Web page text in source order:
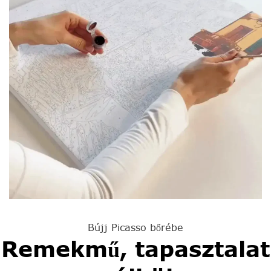
Bújj Picasso bőrébe
Remekmű, tapasztalat